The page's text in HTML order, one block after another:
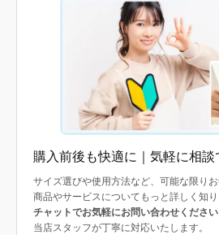
購入前後も快適に｜気軽に相談
サイズ選びや使用方法など、可能な限りお
商品やサービスについてもっと詳しく知り
チャットでお気軽にお問い合わせください
当店スタッフが丁寧に対応いたします。